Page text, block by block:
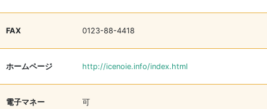
FAX 0123-88-4418
ホームページ http://icenoie.info/index.html
電子マネー 可